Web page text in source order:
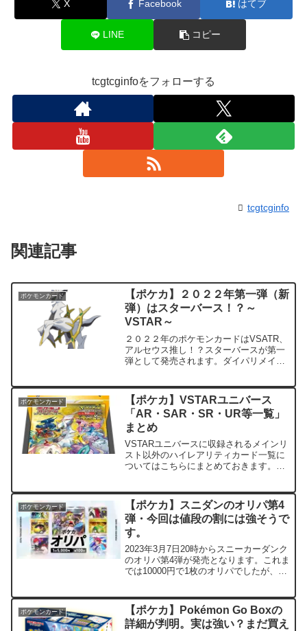
X Facebook はてブ
LINE コピー
tcgtcginfoをフォローする
tcgtcginfo
関連記事
ポケモンカード
【ポケカ】２０２２年第一弾（新
弾）はスターバース！？～
VSTAR～
２０２２年のポケモンカードはVSATR、
アルセウス推し！？スターバースが第一
弾として発売されます。ダイパリメイク
す
ポケモンカード
【ポケカ】VSTARユニバース
「AR・SAR・SR・UR等一覧」
まとめ
VSTARユニバースに収録されるメインリ
スト以外のハイレアリティカード一覧に
ついてはこちらにまとめておきます。
枚数についてVMAXクライマックスに
CHR、CS...
ポケモンカード
【ポケカ】スニダンのオリパ第4
弾・今回は値段の割には強そうで
す。
2023年3月7日20時からスニーカーダンク
のオリパ第4弾が発売となります。これま
では10000円で1枚のオリパでしたが、今
オリパの記事はこちら 販売開始日
2023...
ポケモンカード
【ポケカ】Pokémon Go Boxの
詳細が判明。実は強い？まだ買え